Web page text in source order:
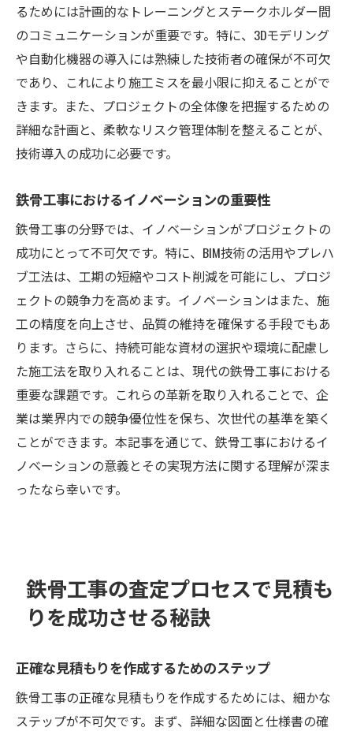
るためには計画的なトレーニングとステークホルダー間
のコミュニケーションが重要です。特に、3Dモデリング
や自動化機器の導入には熟練した技術者の確保が不可欠
であり、これにより施工ミスを最小限に抑えることがで
きます。また、プロジェクトの全体像を把握するための
詳細な計画と、柔軟なリスク管理体制を整えることが、
技術導入の成功に必要です。
鉄骨工事におけるイノベーションの重要性
鉄骨工事の分野では、イノベーションがプロジェクトの
成功にとって不可欠です。特に、BIM技術の活用やプレハ
ブ工法は、工期の短縮やコスト削減を可能にし、プロジ
ェクトの競争力を高めます。イノベーションはまた、施
工の精度を向上させ、品質の維持を確保する手段でもあ
ります。さらに、持続可能な資材の選択や環境に配慮し
た施工法を取り入れることは、現代の鉄骨工事における
重要な課題です。これらの革新を取り入れることで、企
業は業界内での競争優位性を保ち、次世代の基準を築く
ことができます。本記事を通じて、鉄骨工事におけるイ
ノベーションの意義とその実現方法に関する理解が深ま
ったなら幸いです。
鉄骨工事の査定プロセスで見積も
りを成功させる秘訣
正確な見積もりを作成するためのステップ
鉄骨工事の正確な見積もりを作成するためには、細かな
ステップが不可欠です。まず、詳細な図面と仕様書の確